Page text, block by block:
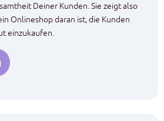
Deiner Kunden. Sie zeigt also
Onlineshop daran ist, die Kunden
einzukaufen.